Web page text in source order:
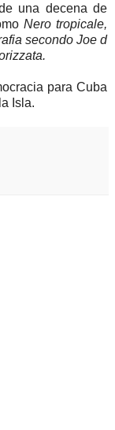
una decena de
Nero tropicale,
secondo Joe d
para Cuba
Isla.